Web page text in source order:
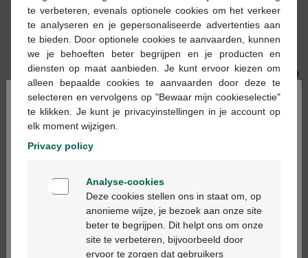
3,00 €
Durex extra safe
preservatifs 3
14,29 €
Durex extra safe
preservatifs 12
19,99 €
Durex extra safe
preservatifs 20
×
Bienvenue
Ga verder in het nederlands
te verbeteren, evenals optionele cookies om het verkeer
te analyseren en je gepersonaliseerde advertenties aan
te bieden. Door optionele cookies te aanvaarden, kunnen
we je behoeften beter begrijpen en je producten en
diensten op maat aanbieden. Je kunt ervoor kiezen om
alleen bepaalde cookies te aanvaarden door deze te
selecteren en vervolgens op "Bewaar mijn cookieselectie"
te klikken. Je kunt je privacyinstellingen in je account op
elk moment wijzigen.
Privacy policy
Analyse-cookies
Deze cookies stellen ons in staat om, op
anonieme wijze, je bezoek aan onze site
beter te begrijpen. Dit helpt ons om onze
site te verbeteren, bijvoorbeeld door
ervoor te zorgen dat gebruikers